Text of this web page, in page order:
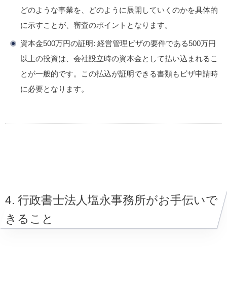
どのような事業を、どのように展開していくのかを具体的
に示すことが、審査のポイントとなります。
資本金500万円の証明: 経営管理ビザの要件である500万円
以上の投資は、会社設立時の資本金として払い込まれるこ
とが一般的です。この払込が証明できる書類もビザ申請時
に必要となります。
4. 行政書士法人塩永事務所がお手伝いで
きること